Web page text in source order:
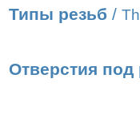
Типы резьб /
Отверстия под